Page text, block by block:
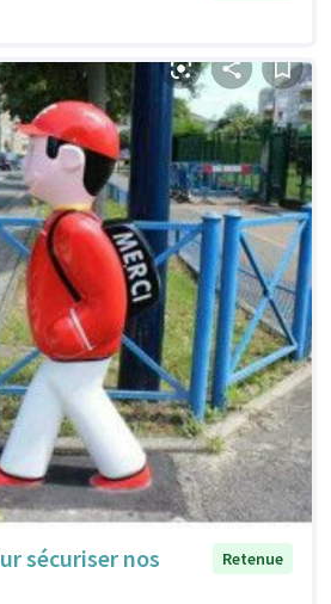
sécuriser nos
Retenue